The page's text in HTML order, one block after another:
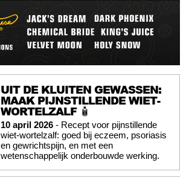
UIT DE KLUITEN GEWASSEN:
MAAK PIJNSTILLENDE WIET-
WORTELZALF 🧴
10 april 2026 - Recept voor pijnstillende
wiet-wortelzalf: goed bij eczeem, psoriasis
en gewrichtspijn, en met een
wetenschappelijk onderbouwde werking.